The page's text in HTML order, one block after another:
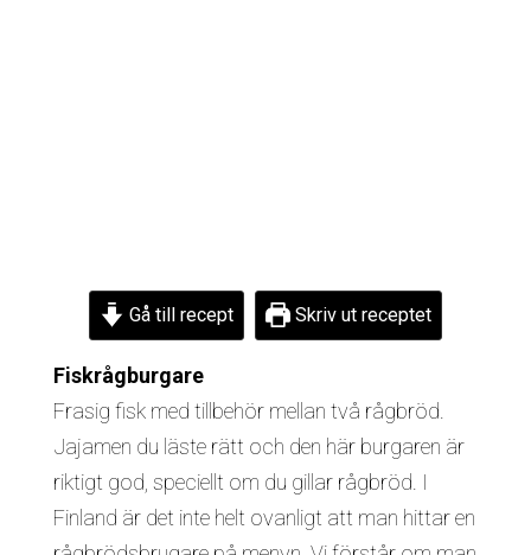
Gå till recept Skriv ut receptet
Fiskrågburgare
Frasig fisk med tillbehör mellan två rågbröd.
Jajamen du läste rätt och den här burgaren är
riktigt god, speciellt om du gillar rågbröd. I
Finland är det inte helt ovanligt att man hittar en